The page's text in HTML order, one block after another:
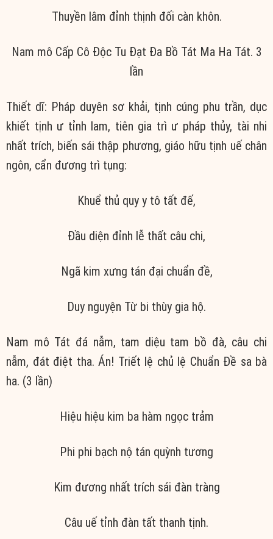
Thuyền lâm đỉnh thịnh đối càn khôn.
Nam mô Cấp Cô Độc Tu Đạt Đa Bồ Tát Ma Ha Tát. 3
lần
Thiết dĩ: Pháp duyên sơ khải, tịnh cúng phu trần, dục
khiết tịnh ư tỉnh lam, tiên gia trì ư pháp thủy, tài nhi
nhất trích, biến sái thập phương, giáo hữu tịnh uế chân
ngôn, cẩn đương trì tụng:
Khuể thủ quy y tô tất đế,
Đầu diện đỉnh lễ thất câu chi,
Ngã kim xưng tán đại chuẩn đề,
Duy nguyện Từ bi thùy gia hộ.
Nam mô Tát đá nẫm, tam diệu tam bồ đà, câu chi
nẫm, đát điệt tha. Án! Triết lệ chủ lệ Chuẩn Đề sa bà
ha. (3 lần)
Hiệu hiệu kim ba hàm ngọc trảm
Phi phi bạch nộ tán quỳnh tương
Kim đương nhất trích sái đàn tràng
Câu uế tỉnh đàn tất thanh tịnh.